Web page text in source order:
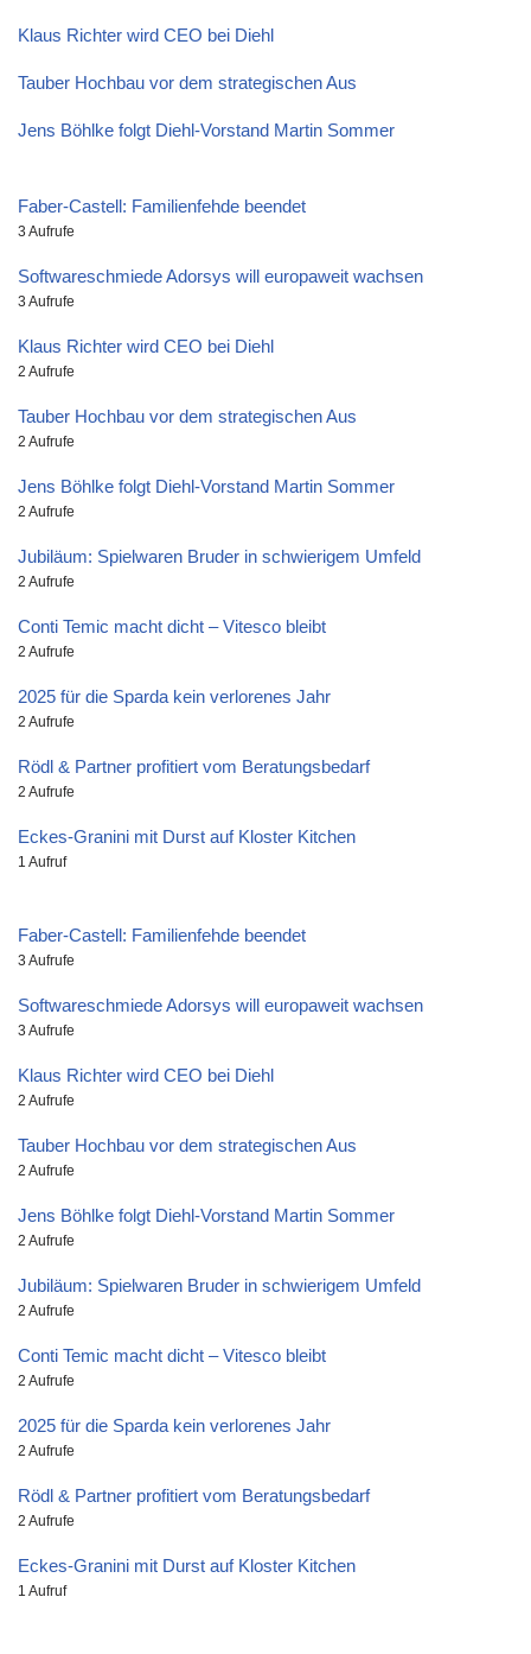
Klaus Richter wird CEO bei Diehl
Tauber Hochbau vor dem strategischen Aus
Jens Böhlke folgt Diehl-Vorstand Martin Sommer
Faber-Castell: Familienfehde beendet
3 Aufrufe
Softwareschmiede Adorsys will europaweit wachsen
3 Aufrufe
Klaus Richter wird CEO bei Diehl
2 Aufrufe
Tauber Hochbau vor dem strategischen Aus
2 Aufrufe
Jens Böhlke folgt Diehl-Vorstand Martin Sommer
2 Aufrufe
Jubiläum: Spielwaren Bruder in schwierigem Umfeld
2 Aufrufe
Conti Temic macht dicht – Vitesco bleibt
2 Aufrufe
2025 für die Sparda kein verlorenes Jahr
2 Aufrufe
Rödl & Partner profitiert vom Beratungsbedarf
2 Aufrufe
Eckes-Granini mit Durst auf Kloster Kitchen
1 Aufruf
Faber-Castell: Familienfehde beendet
3 Aufrufe
Softwareschmiede Adorsys will europaweit wachsen
3 Aufrufe
Klaus Richter wird CEO bei Diehl
2 Aufrufe
Tauber Hochbau vor dem strategischen Aus
2 Aufrufe
Jens Böhlke folgt Diehl-Vorstand Martin Sommer
2 Aufrufe
Jubiläum: Spielwaren Bruder in schwierigem Umfeld
2 Aufrufe
Conti Temic macht dicht – Vitesco bleibt
2 Aufrufe
2025 für die Sparda kein verlorenes Jahr
2 Aufrufe
Rödl & Partner profitiert vom Beratungsbedarf
2 Aufrufe
Eckes-Granini mit Durst auf Kloster Kitchen
1 Aufruf